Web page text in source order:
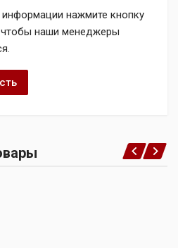
нажмите кнопку
чтобы наши менеджеры